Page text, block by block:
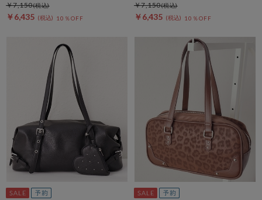
￥6,435 10％OFF
￥7,150
￥6,435 10％OFF
￥7,150